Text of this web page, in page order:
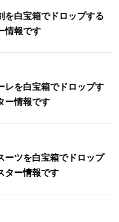
を白宝箱でドロップする
情報です
レを白宝箱でドロップす
ー情報です
ーツを白宝箱でドロップ
ター情報です